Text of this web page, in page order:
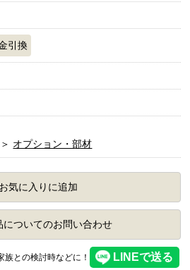
引換
＞ オプション・部材
お気に入りに追加
についてのお問い合わせ
族との検討時などに！